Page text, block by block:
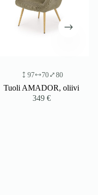
97 70 80
Tuoli AMADOR, oliivi
349€